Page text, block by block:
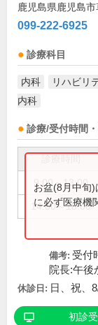
鹿児島県鹿児島
099-222-6925
診療科目
内科 リハビリ
内科
診療/受付時間
9:00～13:00
14:00～18:00
お盆(8月中旬
に必ず医療機
備考: 受付
院長:午後
休診日: 日、祝、
初診